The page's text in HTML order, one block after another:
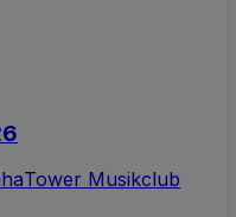
Tower Musikclub